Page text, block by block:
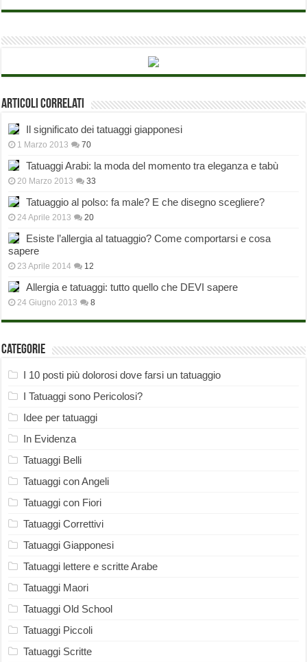
Articoli correlati
Il significato dei tatuaggi giapponesi
1 Marzo 2013 70
Tatuaggi Arabi: la moda del momento tra eleganza e tabù
20 Marzo 2013 33
Tatuaggio al polso: fa male? E che disegno scegliere?
24 Aprile 2013 20
Esiste l’allergia al tatuaggio? Come comportarsi e cosa
sapere
23 Aprile 2014 12
Allergia e tatuaggi: tutto quello che DEVI sapere
24 Giugno 2013 8
Categorie
I 10 posti più dolorosi dove farsi un tatuaggio
I Tatuaggi sono Pericolosi?
Idee per tatuaggi
In Evidenza
Tatuaggi Belli
Tatuaggi con Angeli
Tatuaggi con Fiori
Tatuaggi Correttivi
Tatuaggi Giapponesi
Tatuaggi lettere e scritte Arabe
Tatuaggi Maori
Tatuaggi Old School
Tatuaggi Piccoli
Tatuaggi Scritte